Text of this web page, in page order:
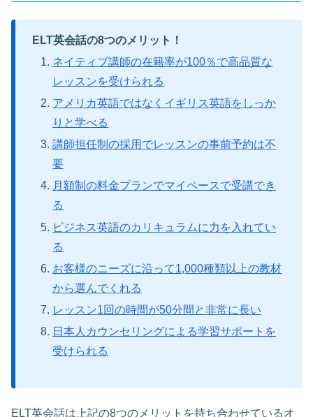
ELT英会話の8つのメリット！
ネイティブ講師の在籍率が100％で高品質な
レッスンを受けられる
アメリカ英語ではなくイギリス英語をしっか
りと学べる
講師担任制の採用でレッスンの事前予約は不
要
月額制の料金プランでマイペースで受講でき
る
ビジネス英語のカリキュラムに力を入れてい
る
お客様のニーズに沿って1,000種類以上の教材
から選んでくれる
レッスン1回の時間が50分間と非常に長い
日本人カウンセリングによる学習サポートを
受けられる
ELT英会話は上記の8つのメリットを持ち合わせているオ